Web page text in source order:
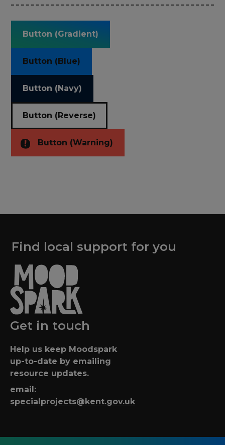
Button (Gradient)
Button (Blue)
Button (Navy)
Button (Reverse)
Button (Warning)
Find local support for you
Get in touch
Help us keep Moodspark
up-to-date by emailing
resource updates.
email:
specialprojects@kent.gov.uk